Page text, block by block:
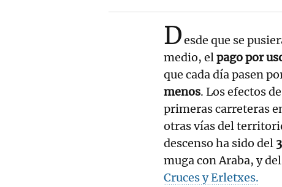
Desde que se
medio, elpago por
que cada día pasen
menos. Los efectos
primeras carreteras
otras vías del
descenso ha sido del
muga con Araba, y del
Cruces y Erletxes.